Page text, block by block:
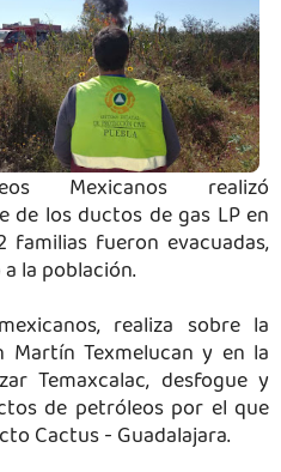
Mexicanos realizó
los ductos de gas LP en
familias fueron evacuadas,
la población.
realiza sobre la
Martín Texmelucan y en la
Temaxcalac, desfogue y
de petróleos por el que
Cactus - Guadalajara.